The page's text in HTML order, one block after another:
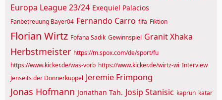
Europa League 23/24 Exequiel Palacios
Fanbetreuung Bayer04 Fernando Carro fifa Fiktion
Florian Wirtz Fofana Sadik Gewinnspiel Granit Xhaka
Herbstmeister https://m.spox.com/de/sport/fu
https://www.kicker.de/was-vorb https://www.kicker.de/wirtz-wi Interview
Jenseits der Donnerkuppel Jeremie Frimpong
Jonas Hofmann Jonathan Tah. Josip Stanisic kaprun katar